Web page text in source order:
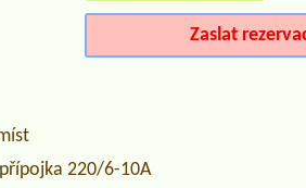
Zaslat
220/6-10A